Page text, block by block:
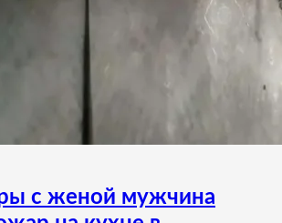
с женой мужчина